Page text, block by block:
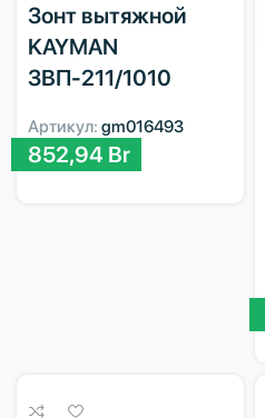
Зонт вытяжной
KAYMAN
ЗВП-211/1010
Артикул: gm016493
852,94 Br